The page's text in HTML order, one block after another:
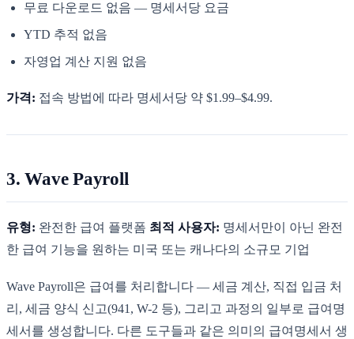
무료 다운로드 없음 — 명세서당 요금
YTD 추적 없음
자영업 계산 지원 없음
가격: 접속 방법에 따라 명세서당 약 $1.99–$4.99.
3. Wave Payroll
유형: 완전한 급여 플랫폼 최적 사용자: 명세서만이 아닌 완전
한 급여 기능을 원하는 미국 또는 캐나다의 소규모 기업
Wave Payroll은 급여를 처리합니다 — 세금 계산, 직접 입금 처
리, 세금 양식 신고(941, W-2 등), 그리고 과정의 일부로 급여명
세서를 생성합니다. 다른 도구들과 같은 의미의 급여명세서 생